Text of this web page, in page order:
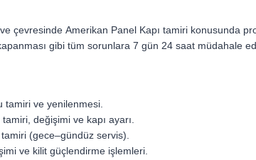
çevresinde Amerikan Panel Kapı tamiri konusunda
gibi tüm sorunlara 7 gün 24 saat müdahale
tamiri ve yenilenmesi.
değişimi ve kapı ayarı.
tamiri (gece–gündüz servis).
ve kilit güçlendirme işlemleri.